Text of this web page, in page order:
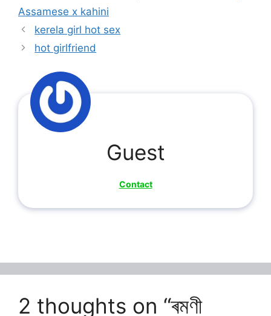
Assamese x kahini
kerela girl hot sex
hot girlfriend
Guest
Contact
2 thoughts on “ৰমণী